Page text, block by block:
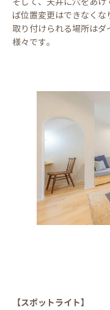
ば位置変更はできなくな
取り付けられる場所は
様々です。
【スポットライト】